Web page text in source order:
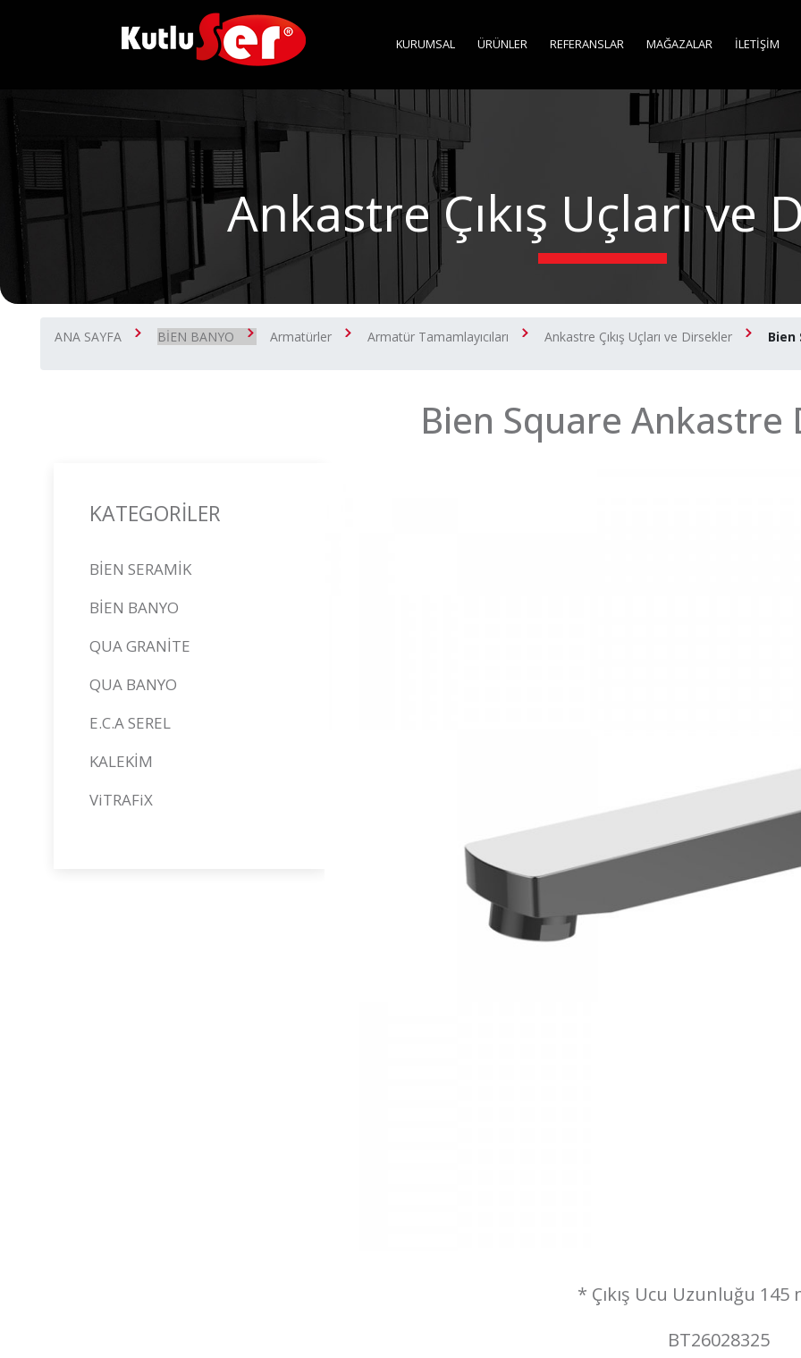
KURUMSAL ÜRÜNLER REFERANSLAR MAĞAZALAR İLETİŞİM
Ankastre Çıkış Uçları ve
ANA SAYFA BİEN BANYO Armatürler Armatür Tamamlayıcıları Ankastre Çıkış Uçları ve Dirsekler Bien
KATEGORİLER
BİEN SERAMİK
BİEN BANYO
QUA GRANİTE
QUA BANYO
E.C.A SEREL
KALEKİM
ViTRAFiX
Bien Square Ankastre
* Çıkış Ucu Uzunluğu 145
BT26028325